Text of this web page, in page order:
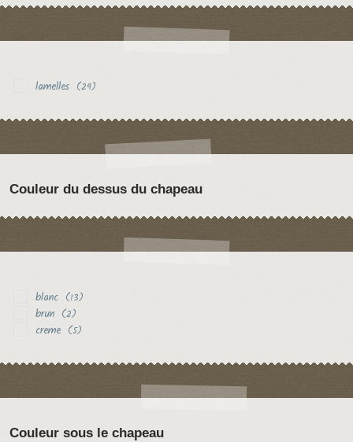
lamelles (29)
Couleur du dessus du chapeau
blanc (13)
brun (2)
creme (5)
Couleur sous le chapeau